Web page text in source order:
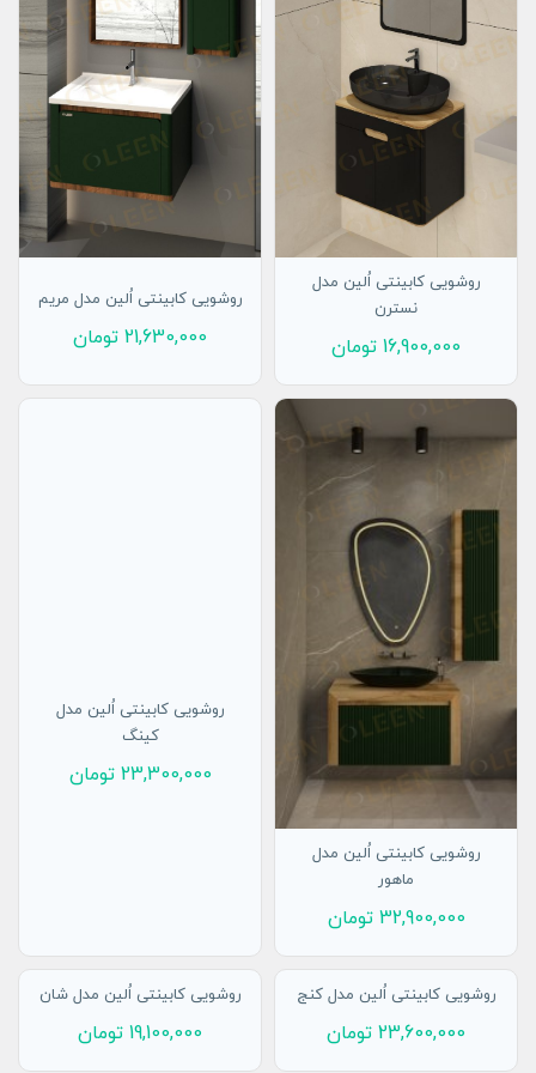
روشویی کابینتی اُلین مدل
نسترن
16,900,000 تومان
روشویی کابینتی اُلین مدل مریم
21,630,000 تومان
روشویی کابینتی اُلین مدل
ماهور
32,900,000 تومان
افزودن به سبد
روشویی کابینتی اُلین مدل
کینگ
23,300,000 تومان
افزودن به سبد روشویی کابینتی اُلین مدل کنج
23,600,000 تومان
روشویی کابینتی اُلین مدل شان
19,100,000 تومان